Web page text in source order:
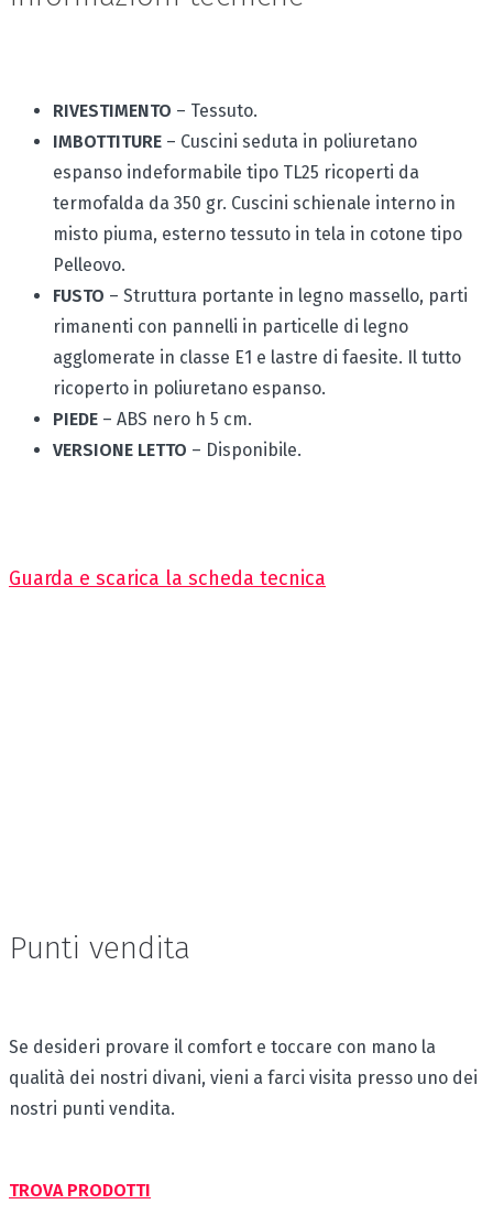
RIVESTIMENTO – Tessuto.
IMBOTTITURE – Cuscini seduta in poliuretano
espanso indeformabile tipo TL25 ricoperti da
termofalda da 350 gr. Cuscini schienale interno in
misto piuma, esterno tessuto in tela in cotone tipo
Pelleovo.
FUSTO – Struttura portante in legno massello, parti
rimanenti con pannelli in particelle di legno
agglomerate in classe E1 e lastre di faesite. Il tutto
ricoperto in poliuretano espanso.
PIEDE – ABS nero h 5 cm.
VERSIONE LETTO – Disponibile.
Guarda e scarica la scheda tecnica
Punti vendita
Se desideri provare il comfort e toccare con mano la
qualità dei nostri divani, vieni a farci visita presso uno dei
nostri punti vendita.
TROVA PRODOTTI